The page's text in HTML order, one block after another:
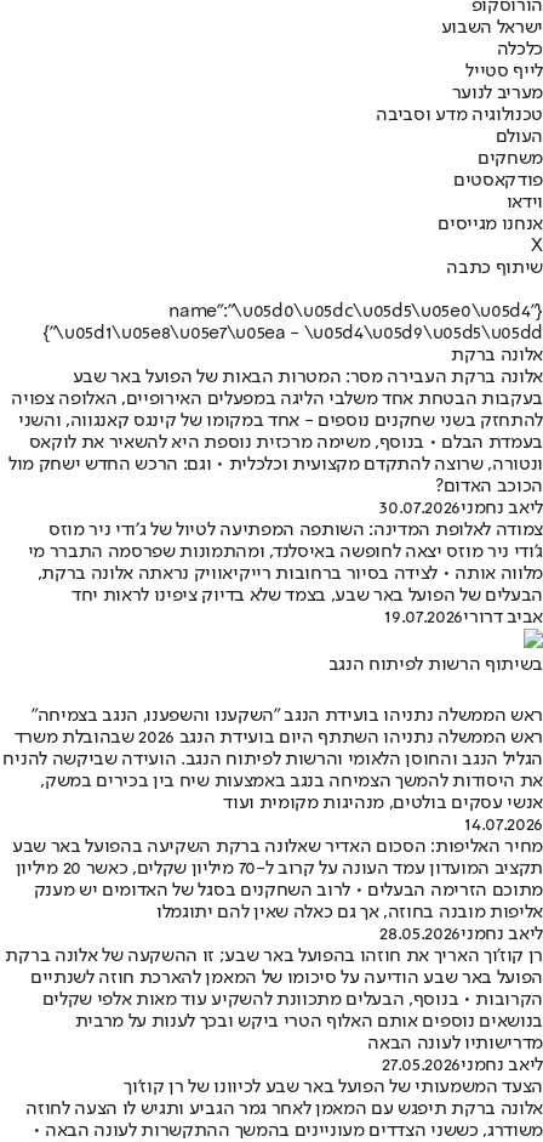
הורוסקופ
ישראל השבוע
כלכלה
לייף סטייל
מעריב לנוער
טכנולוגיה מדע וסביבה
העולם
משחקים
פודקאסטים
וידאו
אנחנו מגייסים
X
שיתוף כתבה
{"name":"\u05d0\u05dc\u05d5\u05e0\u05d4
\u05d1\u05e8\u05e7\u05ea - \u05d4\u05d9\u05d5\u05dd"}
אלונה ברקת
אלונה ברקת העבירה מסר: המטרות הבאות של הפועל באר שבע
בעקבות הבטחת אחד משלבי הליגה במפעלים האירופיים, האלופה צפויה
להתחזק בשני שחקנים נוספים - אחד במקומו של קינגס קאנגווה, והשני
בעמדת הבלם • בנוסף, משימה מרכזית נוספת היא להשאיר את לוקאס
ונטורה, שרוצה להתקדם מקצועית וכלכלית • וגם: הרכש החדש ישחק מול
הכוכב האדום?
ליאב נחמני30.07.2026
צמודה לאלופת המדינה: השותפה המפתיעה לטיול של ג׳ודי ניר מוזס
ג'ודי ניר מוזס יצאה לחופשה באיסלנד, ומהתמונות שפרסמה התברר מי
מלווה אותה • לצידה בסיור ברחובות רייקיאוויק נראתה אלונה ברקת,
הבעלים של הפועל באר שבע, בצמד שלא בדיוק ציפינו לראות יחד
אביב דרורי19.07.2026
בשיתוף הרשות לפיתוח הנגב
ראש הממשלה נתניהו בועידת הנגב "השקענו והשפענו, הנגב בצמיחה"
ראש הממשלה נתניהו השתתף היום בועידת הנגב 2026 שבהובלת משרד
הגליל הנגב והחוסן הלאומי והרשות לפיתוח הנגב. הועידה שביקשה להניח
את היסודות להמשך הצמיחה בנגב באמצעות שיח בין בכירים במשק,
אנשי עסקים בולטים, מנהיגות מקומית ועוד
14.07.2026
מחיר האליפות: הסכום האדיר שאלונה ברקת השקיעה בהפועל באר שבע
תקציב המועדון עמד העונה על קרוב ל-70 מיליון שקלים, כאשר 20 מיליון
מתוכם הזרימה הבעלים • לרוב השחקנים בסגל של האדומים יש מענק
אליפות מובנה בחוזה, אך גם כאלה שאין להם יתוגמלו
ליאב נחמני28.05.2026
רן קוז'וך האריך את חוזהו בהפועל באר שבע; זו ההשקעה של אלונה ברקת
הפועל באר שבע הודיעה על סיכומו של המאמן להארכת חוזה לשנתיים
הקרובות • בנוסף, הבעלים מתכוונת להשקיע עוד מאות אלפי שקלים
בנושאים נוספים אותם האלוף הטרי ביקש ובכך לענות על מרבית
מדרישותיו לעונה הבאה
ליאב נחמני27.05.2026
הצעד המשמעותי של הפועל באר שבע לכיוונו של רן קוז'וך
אלונה ברקת תיפגש עם המאמן לאחר גמר הגביע ותגיש לו הצעה לחוזה
משודרג, כששני הצדדים מעוניינים בהמשך ההתקשרות לעונה הבאה •